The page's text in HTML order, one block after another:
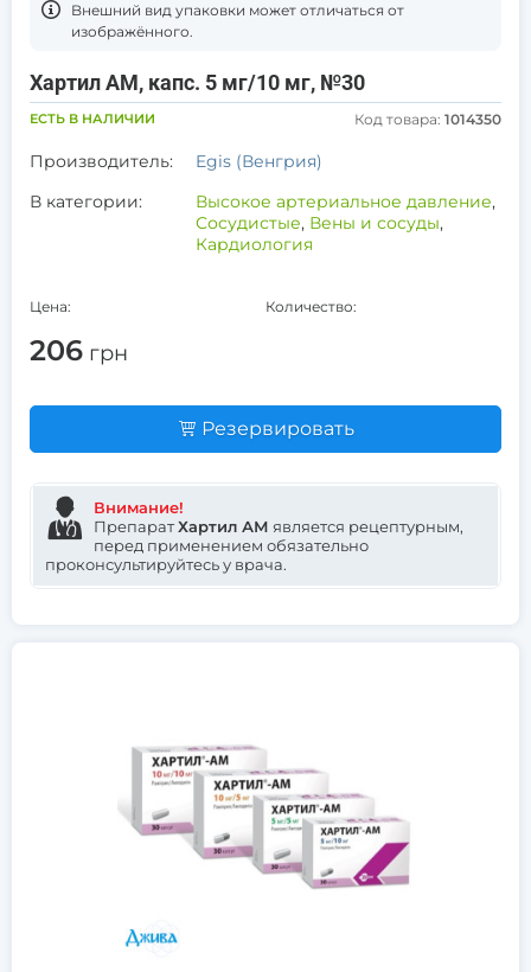
Bнешний вид упаковки может отличаться от
изображённого.
Хартил АМ, капс. 5 мг/10 мг, №30
ЕСТЬ В НАЛИЧИИ Код товара: 1014350
Производитель:
Egis (Венгрия)
В категории:
Высокое артериальное давление,
Сосудистые, Вены и сосуды,
Кардиология
Цена:
206 грн
Количество:
Резервировать
Внимание!
ПрепаратХартил АМ является рецептурным,
перед применением обязательно
проконсультируйтесь у врача.